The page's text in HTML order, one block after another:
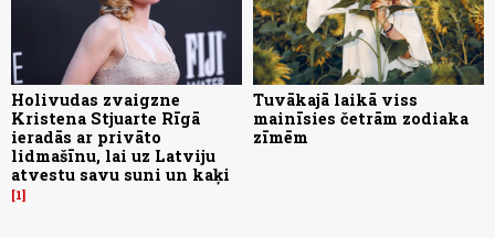
Holivudas zvaigzne
Kristena Stjuarte Rīgā
ieradās ar privāto
lidmašīnu, lai uz Latviju
atvestu savu suni un kaķi
1
Tuvākajā laikā viss
mainīsies četrām zodiaka
zīmēm